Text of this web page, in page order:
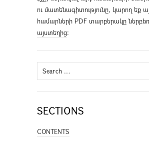
ու մատենագիտությունը, կարող եք
համարների PDF տարբերակը
այստեղից։
Search
for:
SECTIONS
CONTENTS